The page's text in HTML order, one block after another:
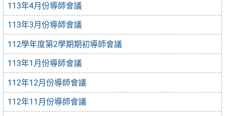
113年4月份導師會議
113年3月份導師會議
112學年度第2學期期初導師會議
113年1月份導師會議
112年12月份導師會議
112年11月份導師會議